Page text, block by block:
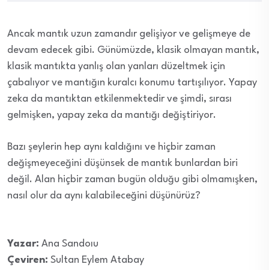
Ancak mantık uzun zamandır gelişiyor ve gelişmeye de
devam edecek gibi. Günümüzde, klasik olmayan mantık,
klasik mantıkta yanlış olan yanları düzeltmek için
çabalıyor ve mantığın kuralcı konumu tartışılıyor. Yapay
zeka da mantıktan etkilenmektedir ve şimdi, sırası
gelmişken, yapay zeka da mantığı değiştiriyor.
Bazı şeylerin hep aynı kaldığını ve hiçbir zaman
değişmeyeceğini düşünsek de mantık bunlardan biri
değil. Alan hiçbir zaman bugün olduğu gibi olmamışken,
nasıl olur da aynı kalabileceğini düşünürüz?
Yazar: Ana Sandoıu
Çeviren: Sultan Eylem Atabay